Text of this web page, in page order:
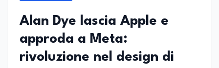
Alan Dye lascia Apple e
approda a Meta:
rivoluzione nel design di